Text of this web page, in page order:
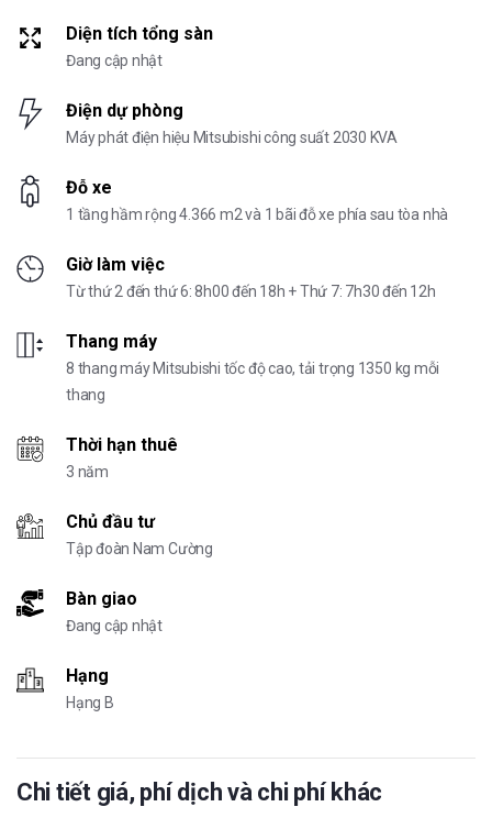
Diện tích tổng sàn
Đang cập nhật
Điện dự phòng
Máy phát điện hiệu Mitsubishi công suất 2030 KVA
Đỗ xe
1 tầng hầm rộng 4.366 m2 và 1 bãi đỗ xe phía sau tòa nhà
Giờ làm việc
Từ thứ 2 đến thứ 6: 8h00 đến 18h + Thứ 7: 7h30 đến 12h
Thang máy
8 thang máy Mitsubishi tốc độ cao, tải trọng 1350 kg mỗi
thang
Thời hạn thuê
3 năm
Chủ đầu tư
Tập đoàn Nam Cường
Bàn giao
Đang cập nhật
Hạng
Hạng B
Chi tiết giá, phí dịch và chi phí khác